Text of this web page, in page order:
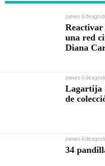
jueves 6 de
Reactivar
una red
Diana
jueves 6 de
Lagartija
de
jueves 6 de
34